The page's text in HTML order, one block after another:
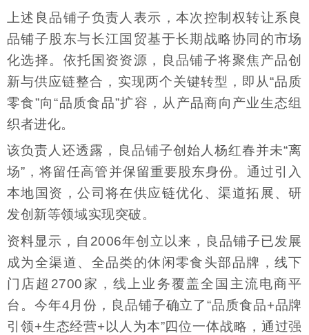
上述良品铺子负责人表示，本次控制权转让系良
品铺子股东与长江国贸基于长期战略协同的市场
化选择。依托国资资源，良品铺子将聚焦产品创
新与供应链整合，实现两个关键转型，即从“品质
零食”向“品质食品”扩容，从产品商向产业生态组
织者进化。
该负责人还透露，良品铺子创始人杨红春并未“离
场”，将留任高管并保留重要股东身份。通过引入
本地国资，公司将在供应链优化、渠道拓展、研
发创新等领域实现突破。
资料显示，自2006年创立以来，良品铺子已发展
成为全渠道、全品类的休闲零食头部品牌，线下
门店超2700家，线上业务覆盖全国主流电商平
台。今年4月份，良品铺子确立了“品质食品+品牌
引领+生态经营+以人为本”四位一体战略，通过强